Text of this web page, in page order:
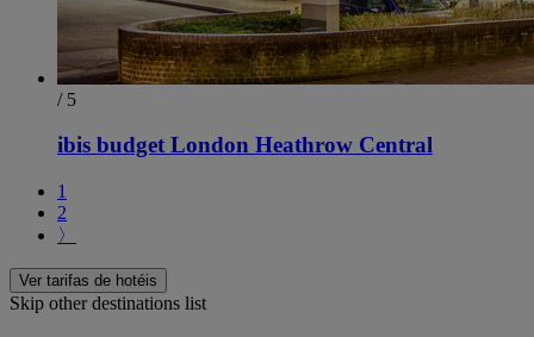
/ 5
ibis budget London Heathrow Central
1
2
〉
Ver tarifas de hotéis
Skip other destinations list